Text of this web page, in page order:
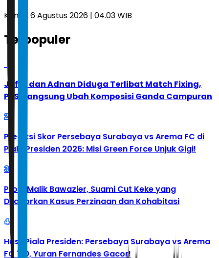
Kamis, 6 Agustus 2026 | 04.03 WIB
Terpopuler
Jafar dan Adnan Diduga Terlibat Match Fixing,
PBSI Langsung Ubah Komposisi Ganda Campuran
2
Prediksi Skor Persebaya Surabaya vs Arema FC di
Piala Presiden 2026: Misi Green Force Unjuk Gigi!
3
Profil Malik Bawazier, Suami Cut Keke yang
Dilaporkan Kasus Perzinaan dan Kohabitasi
4
Hasil Piala Presiden: Persebaya Surabaya vs Arema
FC 1-0, Yuran Fernandes Gacor!